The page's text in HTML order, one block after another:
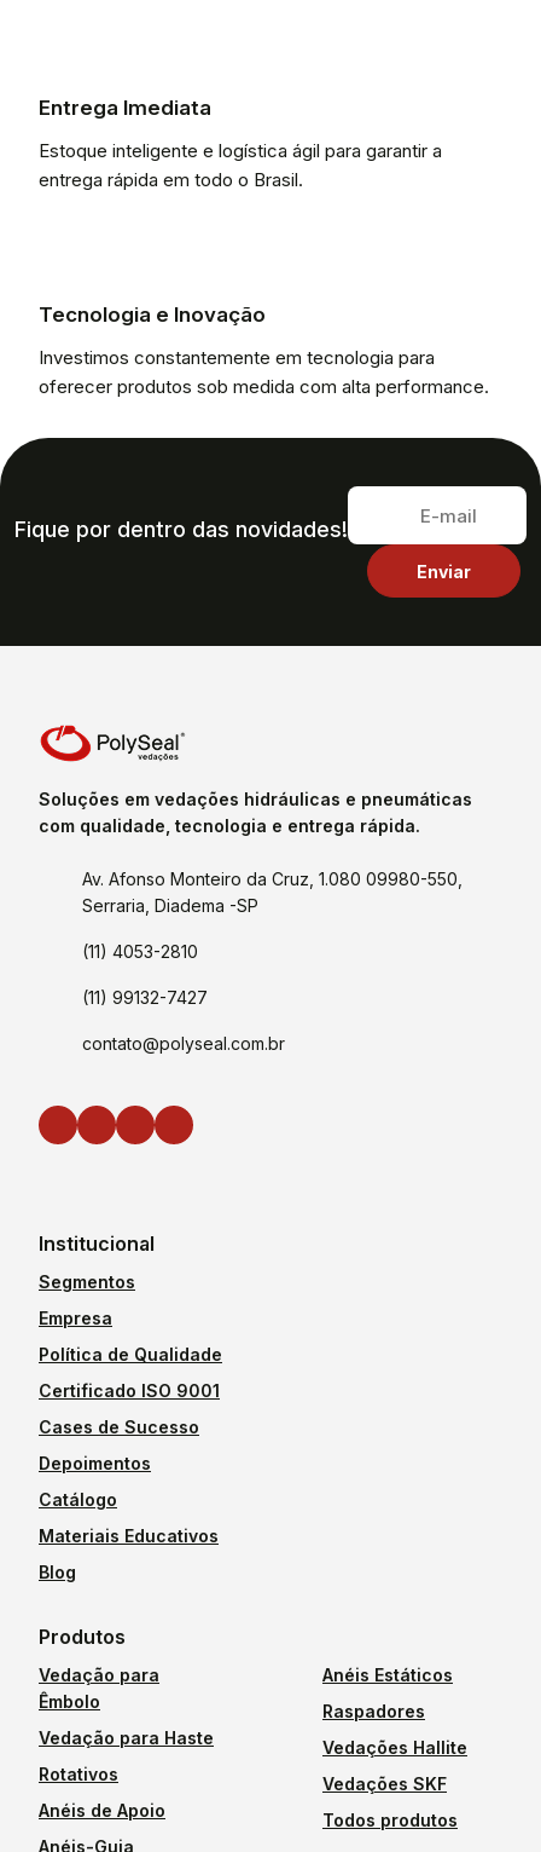
Entrega Imediata
Estoque inteligente e logística ágil para garantir a
entrega rápida em todo o Brasil.
Tecnologia e Inovação
Investimos constantemente em tecnologia para
oferecer produtos sob medida com alta performance.
Fique por dentro das novidades!
Soluções em vedações hidráulicas e pneumáticas
com qualidade, tecnologia e entrega rápida.
Av. Afonso Monteiro da Cruz, 1.080 09980-550,
Serraria, Diadema -SP
(11) 4053-2810
(11) 99132-7427
contato@polyseal.com.br
Institucional
Segmentos
Empresa
Política de Qualidade
Certificado ISO 9001
Cases de Sucesso
Depoimentos
Catálogo
Materiais Educativos
Blog
Produtos
Vedação para
Êmbolo
Vedação para Haste
Rotativos
Anéis de Apoio
Anéis-Guia
Anéis Estáticos
Raspadores
Vedações Hallite
Vedações SKF
Todos produtos